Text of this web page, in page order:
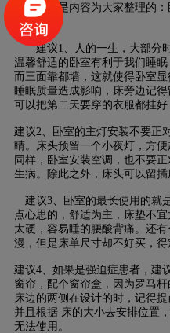
以下是内容为大家整理的：
您参考。
建议1、人的一生，大部分时
温馨舒适的卧室有利于我们睡
而三面靠都墙，这就使得卧室
睡眠质量造成影响，床旁边记
可以把第二天要穿的衣服都挂
建议2、卧室的主灯安装不要正
睛。床头预留一个小夜灯，方
同样，卧室安装空调，也不要
生病。除此之外，床头可以留插
建议3、卧室的最长使用的就
点心思的，舒适为主，床垫不
太硬，容易睡的腰酸背痛。还
漫，但是床单尺寸却不好买，得
建议4、如果是强迫症患者，建
窗帘，配个窗帘盒，因为罗马
床边的两侧在设计的时，记得
并且根据 床的大小去安排位置
无法使用。